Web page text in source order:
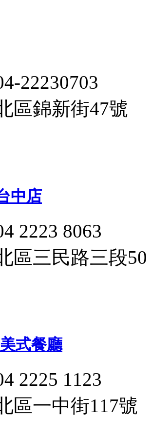
22230703
區錦新街47號
中店
2223 8063
區三民路三段50
式餐廳
2225 1123
區一中街117號